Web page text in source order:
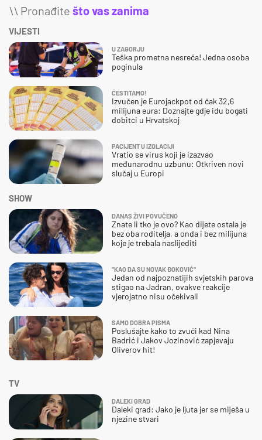
\\ Pronađite što vas zanima
VIJESTI
U ZAGORJU
Teška prometna nesreća! Jedna osoba
poginula
ČESTITAMO!
Izvučen je Eurojackpot od čak 32,6
milijuna eura: Doznajte gdje idu bogati
dobitci u Hrvatskoj
PACIJENT U IZOLACIJI
Vratio se virus koji je izazvao
međunarodnu uzbunu: Otkriven novi
slučaj u Europi
SHOW
DANAS ŽIVI POVUČENO
Znate li tko je ovo? Kao dijete ostala je
bez oba roditelja, a onda i bez milijuna
koje je trebala naslijediti
"KAO DA SU NOVAK ĐOKOVIĆ"
Jedan od najpoznatijih svjetskih parova
stigao na Jadran, ovakve reakcije
vjerojatno nisu očekivali
SAMO DOBRA PISMA
Poslušajte kako to zvuči kad Nina
Badrić i Jakov Jozinović zapjevaju
Oliverov hit!
TV
DALEKI GRAD
Daleki grad: Jako je ljuta jer se miješa u
njezine stvari